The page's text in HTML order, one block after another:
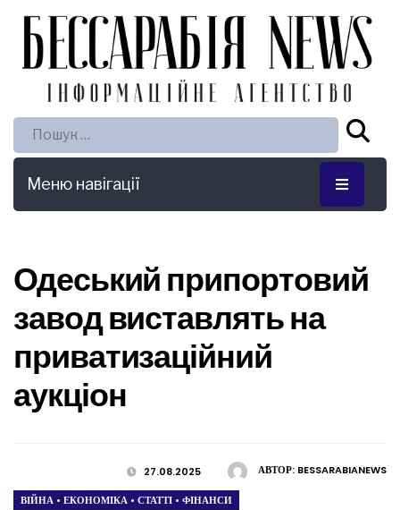
Пошук:
Меню навігації
Одеський припортовий
завод виставлять на
приватизаційний
аукціон
АВТОР: BESSARABIANEWS
27.08.2025
ВІЙНА • ЕКОНОМІКА • СТАТТІ • ФІНАНСИ